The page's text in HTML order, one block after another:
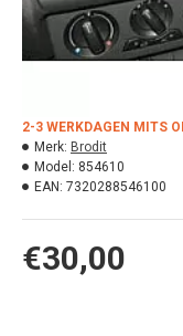
€30,00
2-3 WERKDAGEN MITS
Merk: Brodit
Model: 854610
EAN: 7320288546100